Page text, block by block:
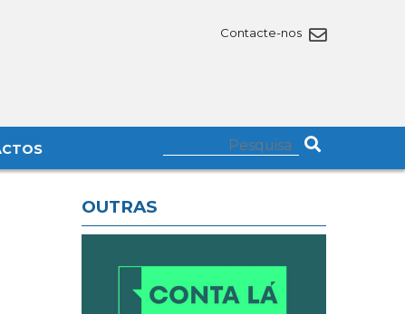
Contacte-nos
OUTRAS